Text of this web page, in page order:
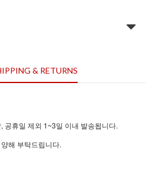
& RETURNS
공휴일 제외 1~3일 이내 발송됩니다.
해 부탁드립니다.